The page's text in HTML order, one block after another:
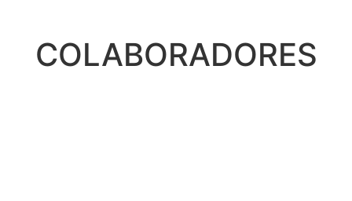
COLABORADORES